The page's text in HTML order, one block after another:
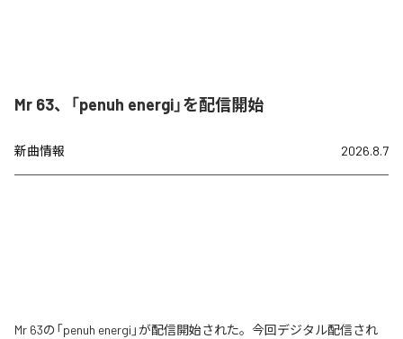
Mr 63、「penuh energi」を配信開始
新曲情報 2026.8.7
Mr 63の「penuh energi」が配信開始された。今回デジタル配信され